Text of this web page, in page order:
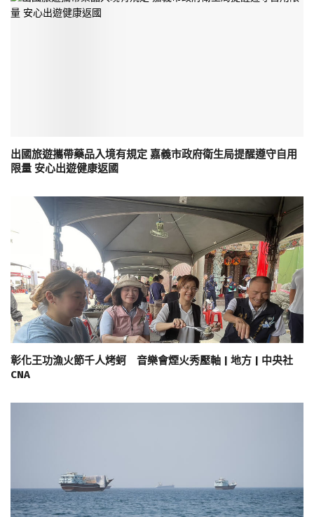
出國旅遊攜帶藥品入境有規定 嘉義市政府衛生局提醒遵守自用
限量 安心出遊健康返國
彰化王功漁火節千人烤蚵 音樂會煙火秀壓軸 | 地方 | 中央社
CNA